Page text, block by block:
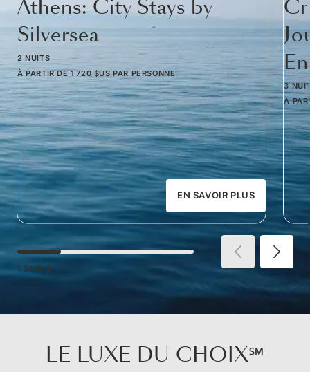
Athens: City Stays by
Silversea
2 NUITS
À PARTIR DE 1 720 $US PAR PERSONNE
EN SAVOIR PLUS
3
À
1 SUR 4
LE LUXE DU CHOIX℠